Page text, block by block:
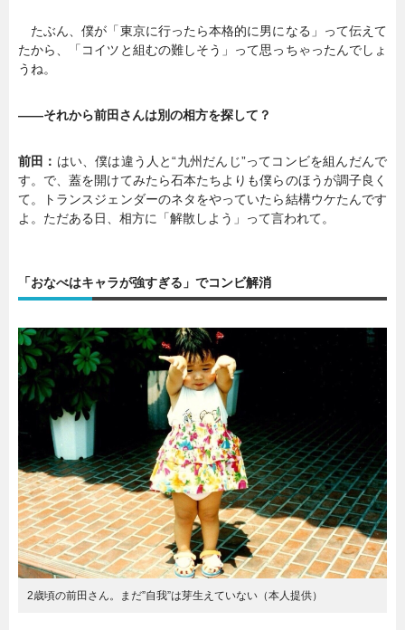
たぶん、僕が「東京に行ったら本格的に男になる」って伝えて
たから、「コイツと組むの難しそう」って思っちゃったんでしょ
うね。
――それから前田さんは別の相方を探して？
前田： はい、僕は違う人と“九州だんじ”ってコンビを組んだんで
す。で、蓋を開けてみたら石本たちよりも僕らのほうが調子良く
て。トランスジェンダーのネタをやっていたら結構ウケたんです
よ。ただある日、相方に「解散しよう」って言われて。
「おなべはキャラが強すぎる」でコンビ解消
2歳頃の前田さん。まだ”自我”は芽生えていない（本人提供）